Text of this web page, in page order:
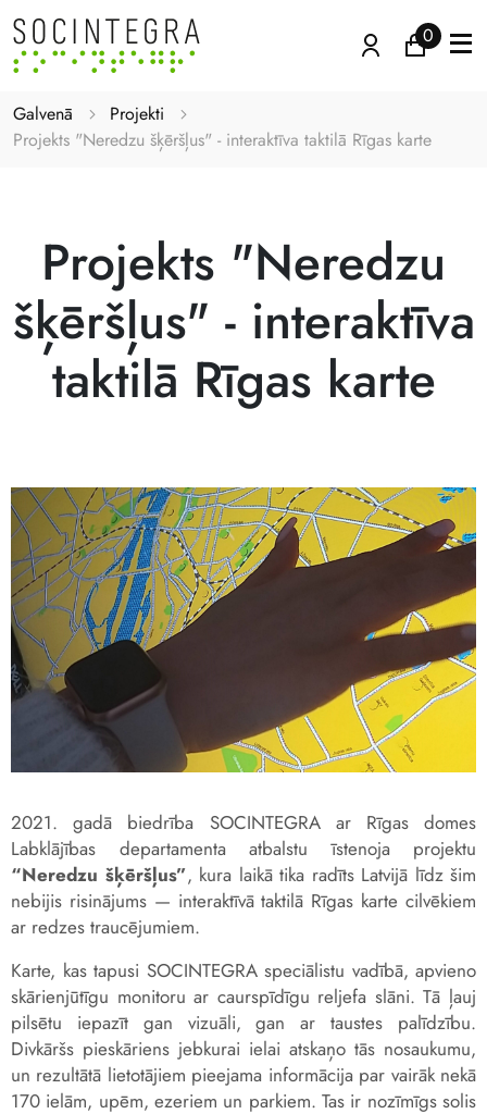
0
Galvenā
Projekti
Projekts "Neredzu šķēršļus" - interaktīva taktilā Rīgas karte
Projekts "Neredzu
šķēršļus" - interaktīva
taktilā Rīgas karte
2021. gadā biedrība SOCINTEGRA ar Rīgas domes
Labklājības departamenta atbalstu īstenoja projektu
“Neredzu šķēršļus”, kura laikā tika radīts Latvijā līdz šim
nebijis risinājums — interaktīvā taktilā Rīgas karte cilvēkiem
ar redzes traucējumiem.
Karte, kas tapusi SOCINTEGRA speciālistu vadībā, apvieno
skārienjūtīgu monitoru ar caurspīdīgu reljefa slāni. Tā ļauj
pilsētu iepazīt gan vizuāli, gan ar taustes palīdzību.
Divkāršs pieskāriens jebkurai ielai atskaņo tās nosaukumu,
un rezultātā lietotājiem pieejama informācija par vairāk nekā
170 ielām, upēm, ezeriem un parkiem. Tas ir nozīmīgs solis